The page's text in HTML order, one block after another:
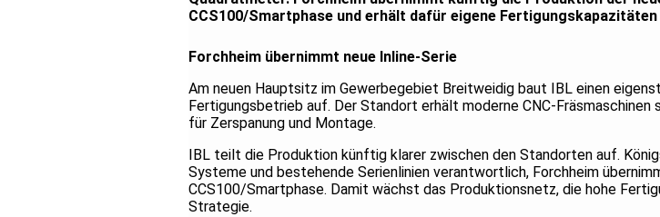
CCS100/Smartphase und erhält dafür eigene
Forchheim übernimmt neue Inline-Serie
Am neuen Hauptsitz im Gewerbegebiet Breitweidig baut IBL einen
Fertigungsbetrieb auf. Der Standort erhält moderne CNC-Fräsmaschinen
für Zerspanung und Montage.
IBL teilt die Produktion künftig klarer zwischen den Standorten auf.
Systeme und bestehende Serienlinien verantwortlich, Forchheim
CCS100/Smartphase. Damit wächst das Produktionsnetz, die hohe
Strategie.